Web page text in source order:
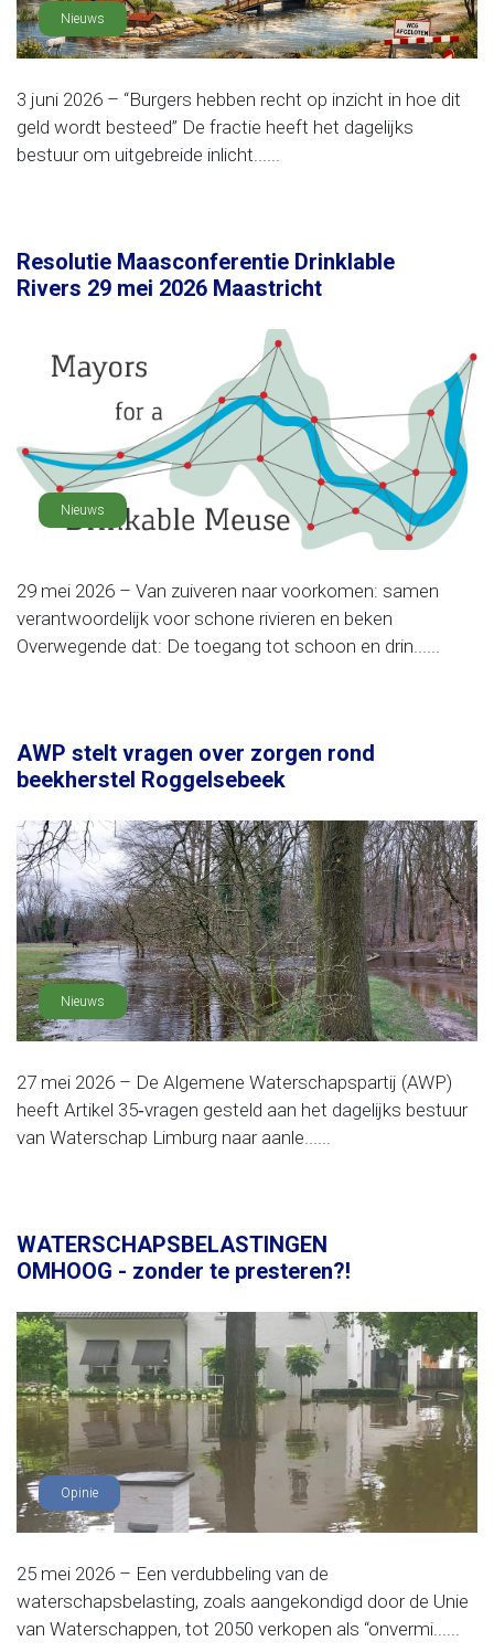
Nieuws
3 juni 2026 – “Burgers hebben recht op inzicht in hoe dit
geld wordt besteed” De fractie heeft het dagelijks
bestuur om uitgebreide inlicht......
Resolutie Maasconferentie Drinklable
Rivers 29 mei 2026 Maastricht
Nieuws
29 mei 2026 – Van zuiveren naar voorkomen: samen
verantwoordelijk voor schone rivieren en beken
Overwegende dat: De toegang tot schoon en drin......
AWP stelt vragen over zorgen rond
beekherstel Roggelsebeek
Nieuws
27 mei 2026 – De Algemene Waterschapspartij (AWP)
heeft Artikel 35‑vragen gesteld aan het dagelijks bestuur
van Waterschap Limburg naar aanle......
WATERSCHAPSBELASTINGEN
OMHOOG - zonder te presteren?!
Opinie
25 mei 2026 – Een verdubbeling van de
waterschapsbelasting, zoals aangekondigd door de Unie
van Waterschappen, tot 2050 verkopen als “onvermi......